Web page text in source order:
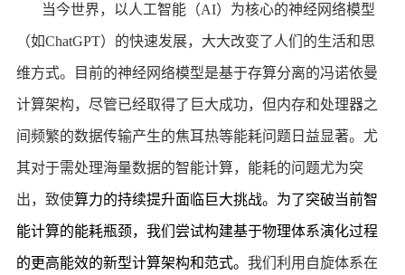
当今世界，以人工智能（AI）为核心的神经网络模型
（如ChatGPT）的快速发展，大大改变了人们的生活和思
维方式。目前的神经网络模型是基于存算分离的冯诺依曼
计算架构，尽管已经取得了巨大成功，但内存和处理器之
间频繁的数据传输产生的焦耳热等能耗问题日益显著。尤
其对于需处理海量数据的智能计算，能耗的问题尤为突
出，致使算力的持续提升面临巨大挑战。为了突破当前智
能计算的能耗瓶颈，我们尝试构建基于物理体系演化过程
的更高能效的新型计算架构和范式。 我们利用自旋体系在